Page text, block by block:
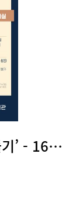
모루공예 ‘모루인형 키링 만들기’ - 16시(청소년 및 성인)